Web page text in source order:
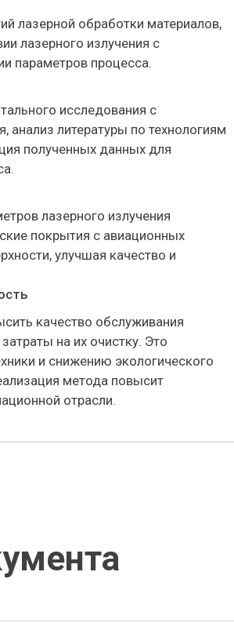
лазерной обработки материалов,
лазерного излучения с
параметров процесса.
исследования с
анализ литературы по технологиям
полученных данных для
лазерного излучения
покрытия с авиационных
улучшая качество и
качество обслуживания
на их очистку. Это
и снижению экологического
метода повысит
отрасли.